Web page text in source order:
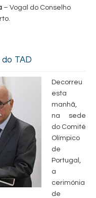
– Vogal do Conselho
TAD
Decorreu
esta
manhã,
na sede
do Comité
Olímpico
de
Portugal,
a
cerimónia
de